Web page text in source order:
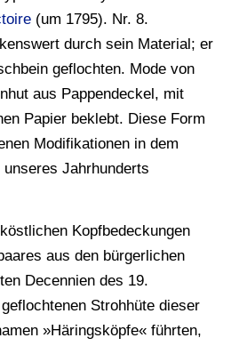
(um 1795). Nr. 8.
durch sein Material; er
geflochten. Mode von
aus Pappendeckel, mit
Papier beklebt. Diese Form
Modifikationen in dem
Jahrhunderts
Kopfbedeckungen
aus den bürgerlichen
Decennien des 19.
Strohhüte dieser
»Häringsköpfe« führten,